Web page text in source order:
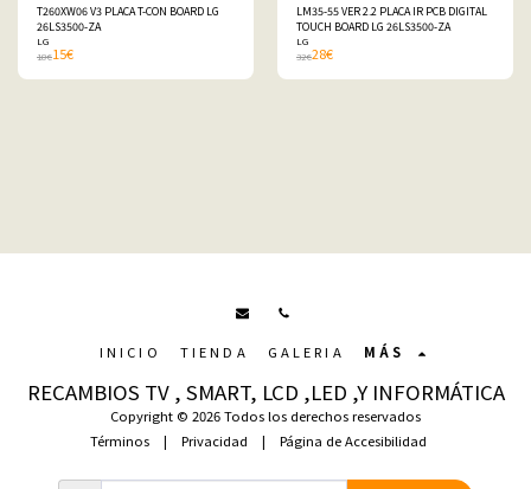
T260XW06 V3 PLACA T-CON BOARD LG
26LS3500-ZA
LG
18€15€
LM35-55 VER 2.2 PLACA IR PCB DIGITAL
TOUCH BOARD LG 26LS3500-ZA
LG
32€28€
RECAMBIOS TV , SMART, LCD ,LED ,Y INFORMÁTICA
Copyright © 2026 Todos los derechos reservados
Términos | Privacidad | Página de Accesibilidad
INICIO TIENDA GALERIA MÁS